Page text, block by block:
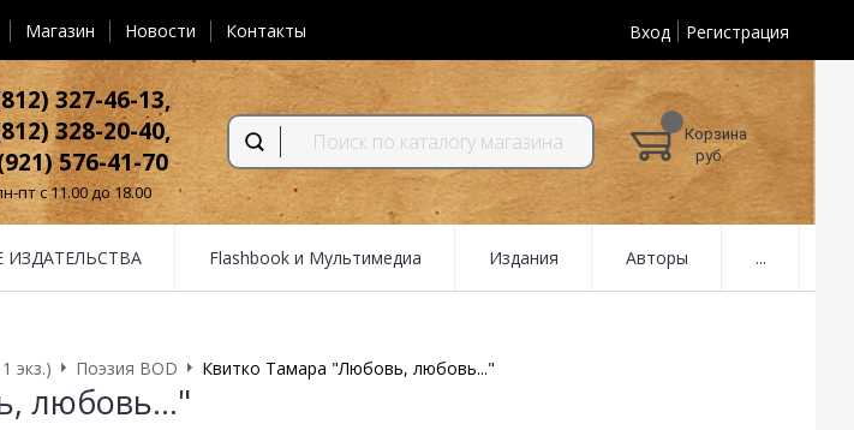
Магазин Новости Контакты Вход Регистрация
327-46-13,
328-20-40,
576-41-70
пт с 11.00 до 18.00
Корзина
руб.
ИЗДАТЕЛЬСТВА Flashbook и Мультимедиа Издания Авторы ...
экз.) Поэзия BOD Квитко Тамара "Любовь, любовь..."
любовь..."